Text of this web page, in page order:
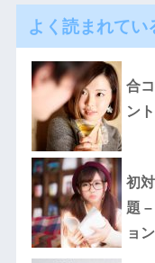
よく読まれてい
合
ント
初
題
ョ